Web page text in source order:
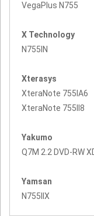
VegaPlus N755
X Technology
N755IN
Xterasys
XteraNote 755IA6
XteraNote 755II8
Yakumo
Q7M 2.2 DVD-RW
Yamsan
N755IIX